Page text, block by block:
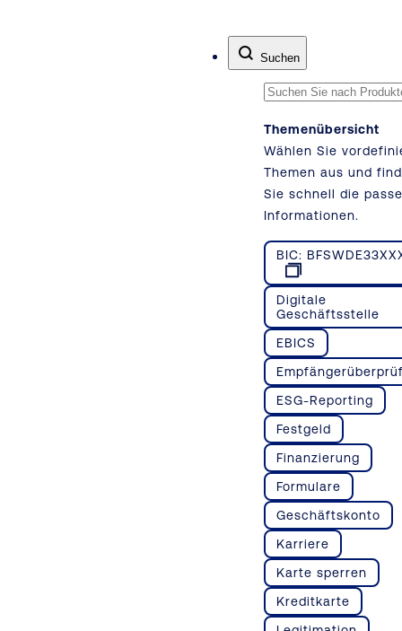
Suchen
Themenübersicht
Wählen Sie
Themen aus und
Sie schnell die
Informationen.
BIC:
Digitale
Geschäftsstelle
EBICS
ESG-Reporting
Festgeld
Finanzierung
Formulare
Geschäftskonto
Karriere
Karte sperren
Kreditkarte